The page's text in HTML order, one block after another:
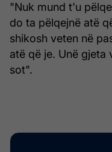
"Nuk mund t'u
do ta pëlqejnë atë
shikosh veten në
atë që je. Unë gjeta
sot".